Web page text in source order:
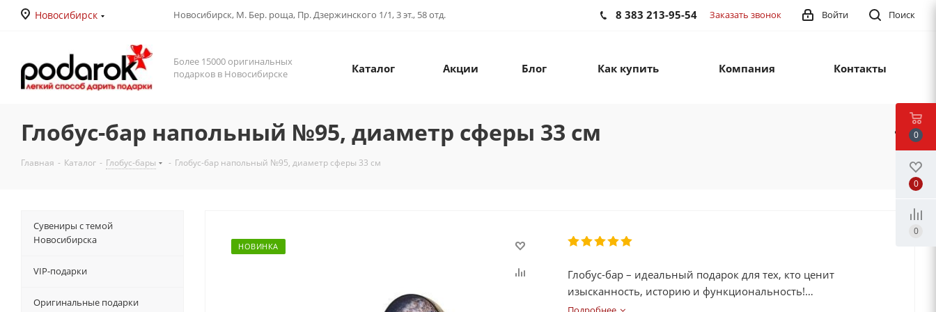
Новосибирск Новосибирск, М. Бер. роща, Пр. Дзержинского 1/1, 3 эт., 58 отд. Поиск
Войти
8 383 213-95-54 Заказать звонок
Более 15000 оригинальных
подарков в Новосибирске
Каталог Акции Блог Как купить Компания Контакты
Глобус-бар напольный №95, диаметр сферы 33 см
Главная - Каталог - Глобус-бары - Глобус-бар напольный №95, диаметр сферы 33 см
НОВИНКА
Глобус-бар – идеальный подарок для тех, кто ценит
изысканность, историю и функциональность!
Сувениры с темой
Новосибирска
VIP-подарки
Оригинальные подарки
0
0
0